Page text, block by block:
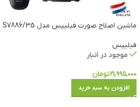
ماشین اصلاح صورت فیلیپس مدل S7886/35
فیلیپس
موجود در انبار
۲۱,۹۹۵,۰۰۰تومان
افزودن به سبد خرید